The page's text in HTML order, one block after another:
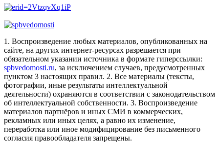
1. Воспроизведение любых материалов, опубликованных на
сайте, на других интернет-ресурсах разрешается при
обязательном указании источника в формате гиперссылки:
spbvedomosti.ru, за исключением случаев, предусмотренных
пунктом 3 настоящих правил. 2. Все материалы (тексты,
фотографии, иные результаты интеллектуальной
деятельности) охраняются в соответствии с законодательством
об интеллектуальной собственности. 3. Воспроизведение
материалов партнёров и иных СМИ в коммерческих,
рекламных или иных целях, а равно их изменение,
переработка или иное модифицирование без письменного
согласия правообладателя запрещены.